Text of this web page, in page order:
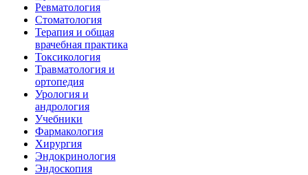
Ревматология
Стоматология
Терапия и общая
врачебная практика
Токсикология
Травматология и
ортопедия
Урология и
андрология
Учебники
Фармакология
Хирургия
Эндокринология
Эндоскопия